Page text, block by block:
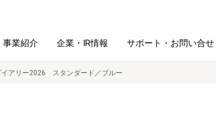
事業紹介 企業・IR情報 サポート・お問い合せ
イアリー2026 スタンダード／ブルー